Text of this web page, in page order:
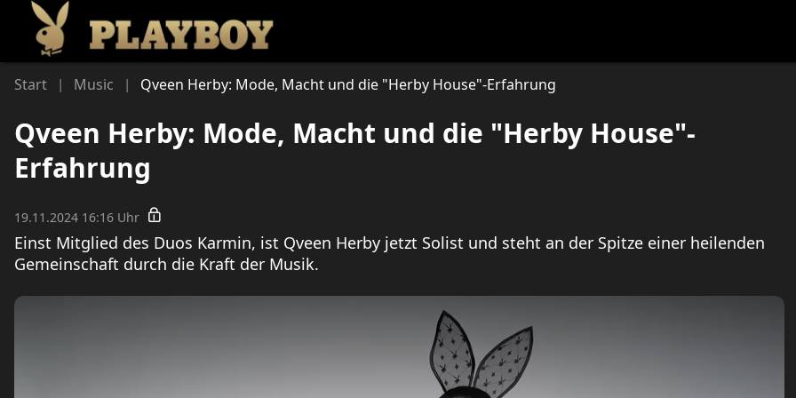
Start | Music | Qveen Herby: Mode, Macht und die "Herby House"-Erfahrung
Qveen Herby: Mode, Macht und die "Herby House"-
Erfahrung
19.11.2024 16:16 Uhr
Einst Mitglied des Duos Karmin, ist Qveen Herby jetzt Solist und steht an der Spitze einer heilenden
Gemeinschaft durch die Kraft der Musik.